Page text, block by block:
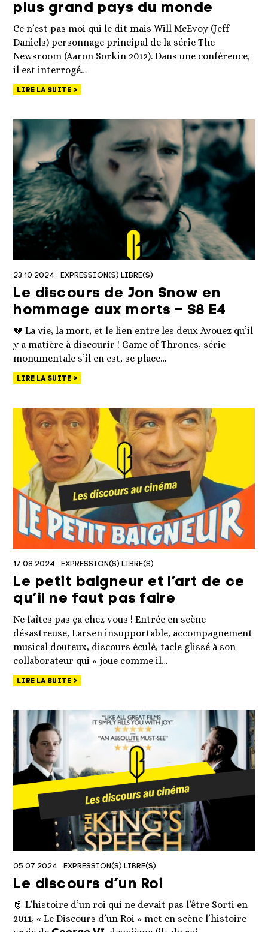
plus grand pays du monde
Ce n’est pas moi qui le dit mais Will McEvoy (Jeff
Daniels) personnage principal de la série The
Newsroom (Aaron Sorkin 2012). Dans une conférence,
il est interrogé…
LIRE LA SUITE
23.10.2024 EXPRESSION(S) LIBRE(S)
Le discours de Jon Snow en
hommage aux morts – S8 E4
💔 La vie, la mort, et le lien entre les deux Avouez qu’il
y a matière à discourir ! Game of Thrones, série
monumentale s’il en est, se place…
LIRE LA SUITE
17.08.2024 EXPRESSION(S) LIBRE(S)
Le petit baigneur et l’art de ce
qu’il ne faut pas faire
Ne faîtes pas ça chez vous ! Entrée en scène
désastreuse, Larsen insupportable, accompagnement
musical douteux, discours éculé, tacle glissé à son
collaborateur qui « joue comme il…
LIRE LA SUITE
05.07.2024 EXPRESSION(S) LIBRE(S)
Le discours d’un Roi
🫅 L’histoire d’un roi qui ne devait pas l’être Sorti en
2011, « Le Discours d’un Roi » met en scène l’histoire